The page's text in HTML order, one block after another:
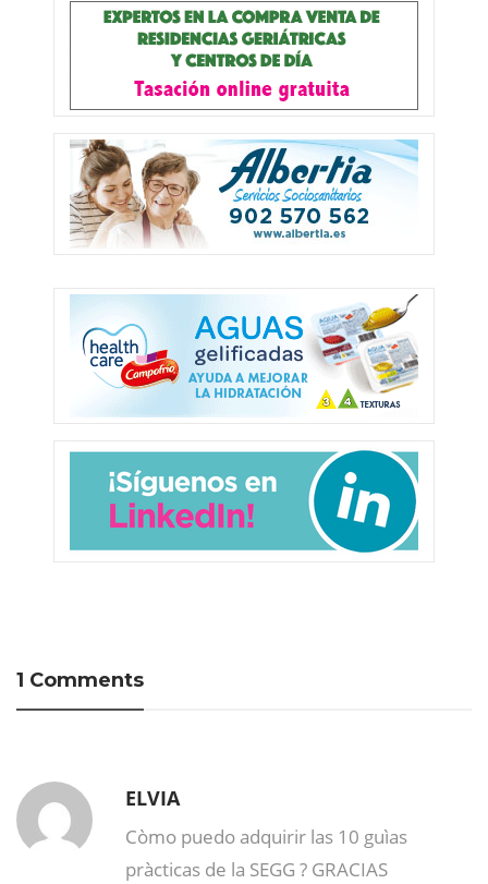
1 Comments
ELVIA
Còmo puedo adquirir las 10 guìas
pràcticas de la SEGG ? GRACIAS